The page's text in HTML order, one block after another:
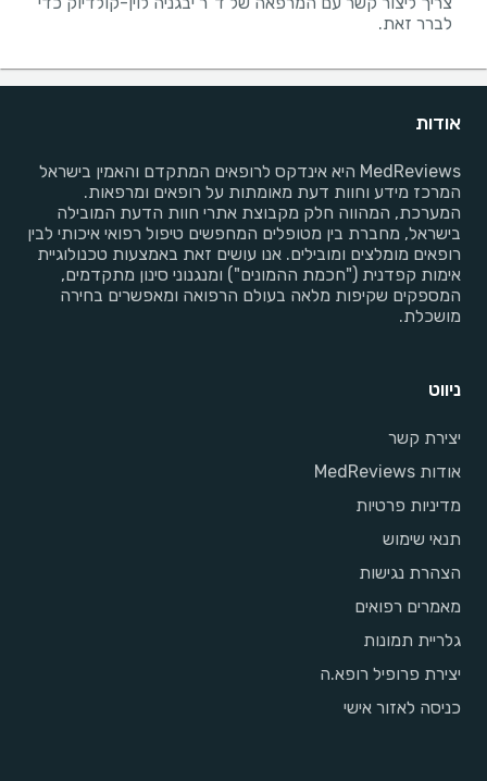
לברר זאת.
אודות
MedReviews היא אינדקס לרופאים המתקדם והאמין בישראל
המרכז מידע וחוות דעת מאומתות על רופאים ומרפאות.
המערכת, המהווה חלק מקבוצת אתרי חוות הדעת המובילה
בישראל, מחברת בין מטופלים המחפשים טיפול רפואי איכותי לבין
רופאים מומלצים ומובילים. אנו עושים זאת באמצעות טכנולוגיית
אימות קפדנית ("חכמת ההמונים") ומנגנוני סינון מתקדמים,
המספקים שקיפות מלאה בעולם הרפואה ומאפשרים בחירה
מושכלת.
ניווט
יצירת קשר
אודות MedReviews
מדיניות פרטיות
תנאי שימוש
הצהרת נגישות
מאמרים רפואים
גלריית תמונות
יצירת פרופיל רופא.ה
כניסה לאזור אישי